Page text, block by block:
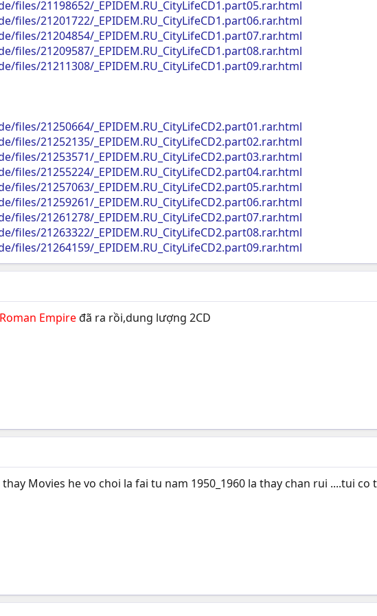
files/21198652/_EPIDEM.RU_CityLifeCD1.part05.rar.html
files/21201722/_EPIDEM.RU_CityLifeCD1.part06.rar.html
files/21204854/_EPIDEM.RU_CityLifeCD1.part07.rar.html
files/21209587/_EPIDEM.RU_CityLifeCD1.part08.rar.html
files/21211308/_EPIDEM.RU_CityLifeCD1.part09.rar.html
files/21250664/_EPIDEM.RU_CityLifeCD2.part01.rar.html
files/21252135/_EPIDEM.RU_CityLifeCD2.part02.rar.html
files/21253571/_EPIDEM.RU_CityLifeCD2.part03.rar.html
files/21255224/_EPIDEM.RU_CityLifeCD2.part04.rar.html
files/21257063/_EPIDEM.RU_CityLifeCD2.part05.rar.html
files/21259261/_EPIDEM.RU_CityLifeCD2.part06.rar.html
files/21261278/_EPIDEM.RU_CityLifeCD2.part07.rar.html
files/21263322/_EPIDEM.RU_CityLifeCD2.part08.rar.html
files/21264159/_EPIDEM.RU_CityLifeCD2.part09.rar.html
Empiređã ra rồi,dung lượng 2CD
Movies he vo choi la fai tu nam 1950_1960 la thay chan rui ....tui co